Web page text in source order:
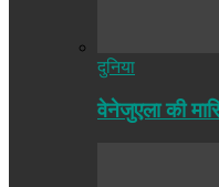
दुनिया
वेनेजुएला की